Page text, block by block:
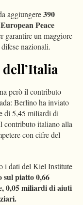
aggiungere390
Peace
garantire un maggiore
nazionali.
però il contributo
Berlino ha inviato
di 5,45 miliardi di
contributo italiano alla
con cifre del
i dati del Kiel Institute
sul piatto 0,66
0,05 miliardi di aiuti